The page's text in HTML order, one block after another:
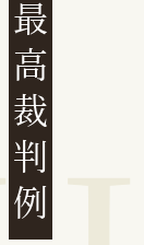
最高裁判例